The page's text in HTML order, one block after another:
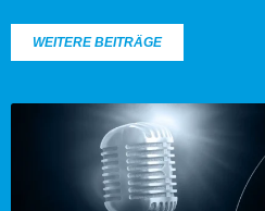
WEITERE BEITRÄGE